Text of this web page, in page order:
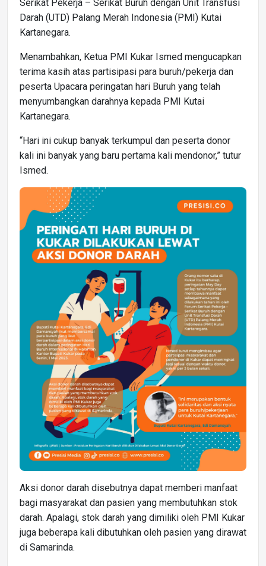
Serikat Pekerja – Serikat Buruh dengan Unit Transfusi
Darah (UTD) Palang Merah Indonesia (PMI) Kutai
Kartanegara.
Menambahkan, Ketua PMI Kukar Ismed mengucapkan
terima kasih atas partisipasi para buruh/pekerja dan
peserta Upacara peringatan hari Buruh yang telah
menyumbangkan darahnya kepada PMI Kutai
Kartanegara.
“Hari ini cukup banyak terkumpul dan peserta donor
kali ini banyak yang baru pertama kali mendonor,” tutur
Ismed.
Aksi donor darah disebutnya dapat memberi manfaat
bagi masyarakat dan pasien yang membutuhkan stok
darah. Apalagi, stok darah yang dimiliki oleh PMI Kukar
juga beberapa kali dibutuhkan oleh pasien yang dirawat
di Samarinda.